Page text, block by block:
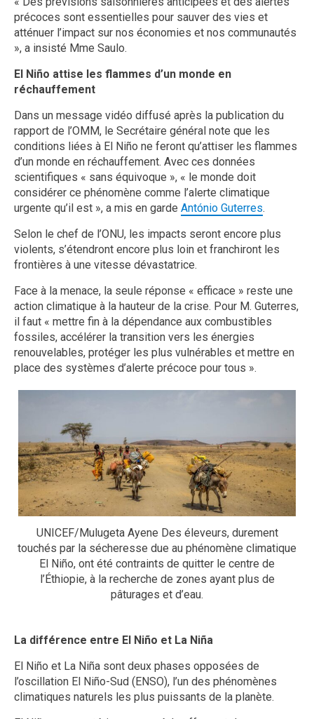
précoces sont essentielles pour sauver des vies et
atténuer l’impact sur nos économies et nos communautés
», a insisté Mme Saulo.
El Niño attise les flammes d’un monde en
réchauffement
Dans un message vidéo diffusé après la publication du
rapport de l’OMM, le Secrétaire général note que les
conditions liées à El Niño ne feront qu’attiser les flammes
d’un monde en réchauffement. Avec ces données
scientifiques « sans équivoque », « le monde doit
considérer ce phénomène comme l’alerte climatique
urgente qu’il est », a mis en garde António Guterres.
Selon le chef de l’ONU, les impacts seront encore plus
violents, s’étendront encore plus loin et franchiront les
frontières à une vitesse dévastatrice.
Face à la menace, la seule réponse « efficace » reste une
action climatique à la hauteur de la crise. Pour M. Guterres,
il faut « mettre fin à la dépendance aux combustibles
fossiles, accélérer la transition vers les énergies
renouvelables, protéger les plus vulnérables et mettre en
place des systèmes d’alerte précoce pour tous ».
UNICEF/Mulugeta Ayene Des éleveurs, durement
touchés par la sécheresse due au phénomène climatique
El Niño, ont été contraints de quitter le centre de
l’Éthiopie, à la recherche de zones ayant plus de
pâturages et d’eau.
La différence entre El Niño et La Niña
El Niño et La Niña sont deux phases opposées de
l’oscillation El Niño-Sud (ENSO), l’un des phénomènes
climatiques naturels les plus puissants de la planète.